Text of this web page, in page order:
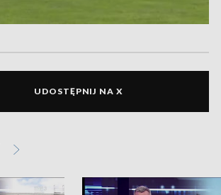
UDOSTĘPNIJ NA X